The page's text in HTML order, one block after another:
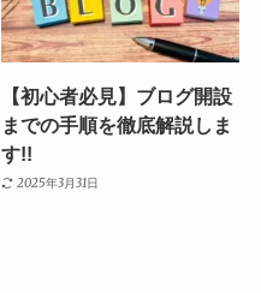
【初心者必見】ブログ開設
までの手順を徹底解説しま
す!!
2025年3月31日